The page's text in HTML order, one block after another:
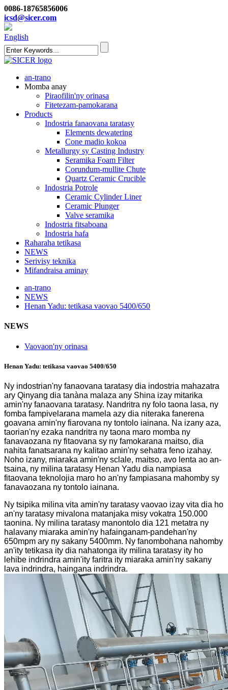
0086-18765856006
icsd@sicer.com
English
an-trano
Momba anay
Piraofilin'ny orinasa
Fitetezam-pamokarana
Products
Indostria fanaovana taratasy
Elements dewatering
Cone madio kokoa
Metallurgy sy Casting Industry
Seramika Foam Filter
Corundum-mullite Chute
Quartz Ceramic Crucible
Indostria Potrole
Ceramic Cylinder Liner
Ceramic Plunger
Valve seramika
Indostria fitsaboana
Indostria hafa
Raharaha tetikasa
NEWS
Serivisy teknika
Mifandraisa aminay
an-trano
NEWS
Henan Yadu: tetikasa vaovao 5400/650
NEWS
Vaovaon'ny orinasa
Henan Yadu: tetikasa vaovao 5400/650
Ny indostrian'ny fanaovana taratasy dia indostria mahazatra
ary Qinyang dia tanàna malaza any Shina izay mitarika
amin'ny fanaovana taratasy. Nandritra ny folo taona lasa, ny
fomba fampivelarana mamela azy dia niteraka fanerena
goavana amin'ny fiarovana ny tontolo iainana. Na izany aza,
taorian'ny ezaka nandritra ny taona maro momba ny
fanavaozana ny fitaovana sy ny famokarana maitso, dia
nahita fanatsarana ny kalitao amin'ny sehatra feno izahay.
Noho izany, miaraka amin'ny sclale, maitso, avo lenta ao an-
tsaina, ny milina taratasy Henan Yadu dia nampiasa
fitaovana teknolojia maro ho an'ny fampiasana mahomby sy
fanavaozana ny tontolo iainana.
Ny tsipika milina vita amin'ny taratasy vaovao izay vita dia ho
an'ny taratasy mivalona matanjaka misy vokatra 150.000
taonina. Ny milina taratasy manontolo dia 121 metatra ny
halavany miaraka amin'ny hafainganam-pandehan'ny
650mpm ary ny sakany 5400mm. Ny fanombohana nahomby
an'ity tetikasa ity dia nahatonga ity milina taratasy ity ho
lehibe indrindra amin'ity faritra ity miaraka amin'ny sakany
lava indrindra, haingana indrindra.